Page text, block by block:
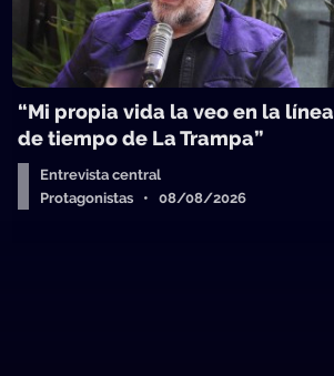
“Mi propia vida la veo en la línea
de tiempo de La Trampa”
Entrevista central
Protagonistas • 08/08/2026